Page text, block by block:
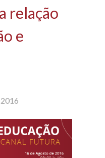
relação
e